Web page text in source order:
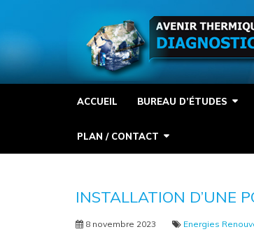
ACCUEIL BUREAU D’ÉTUDES
PLAN / CONTACT
INSTALLATION D’UNE
8 novembre 2023 Energies